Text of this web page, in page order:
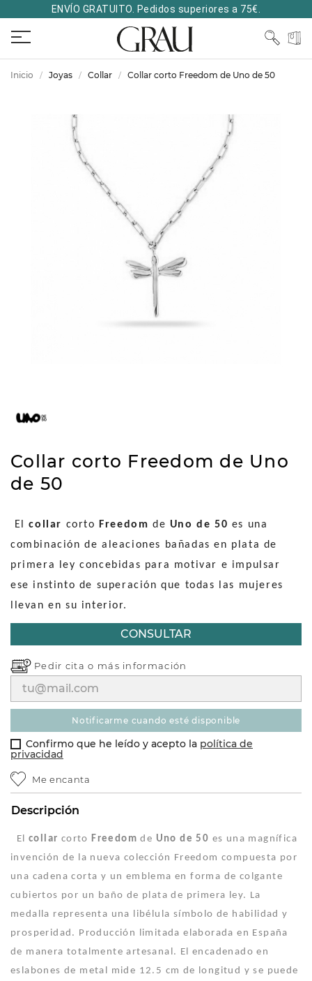
ENVÍO GRATUITO. Pedidos superiores a 75€.
Inicio Joyas Collar Collar corto Freedom de Uno de 50
Collar corto Freedom de Uno
de 50
Elcollar corto Freedom de Uno de 50 es una
combinación de aleaciones bañadas en plata de
primera ley concebidas para motivar e impulsar
ese instinto de superación que todas las mujeres
llevan en su interior.
CONSULTAR
Pedir cita o más información
notificarme cuando esté disponible
Confirmo que he leído y acepto la política de
privacidad
Me encanta
Descripción
Elcollar corto Freedom de Uno de 50 es una magnífica
invención de la nueva colección Freedom compuesta por
una cadena corta y un emblema en forma de colgante
cubiertos por un baño de plata de primera ley. La
medalla representa una libélula símbolo de habilidad y
prosperidad. Producción limitada elaborada en España
de manera totalmente artesanal. El encadenado en
eslabones de metal mide 12.5 cm de longitud y se puede